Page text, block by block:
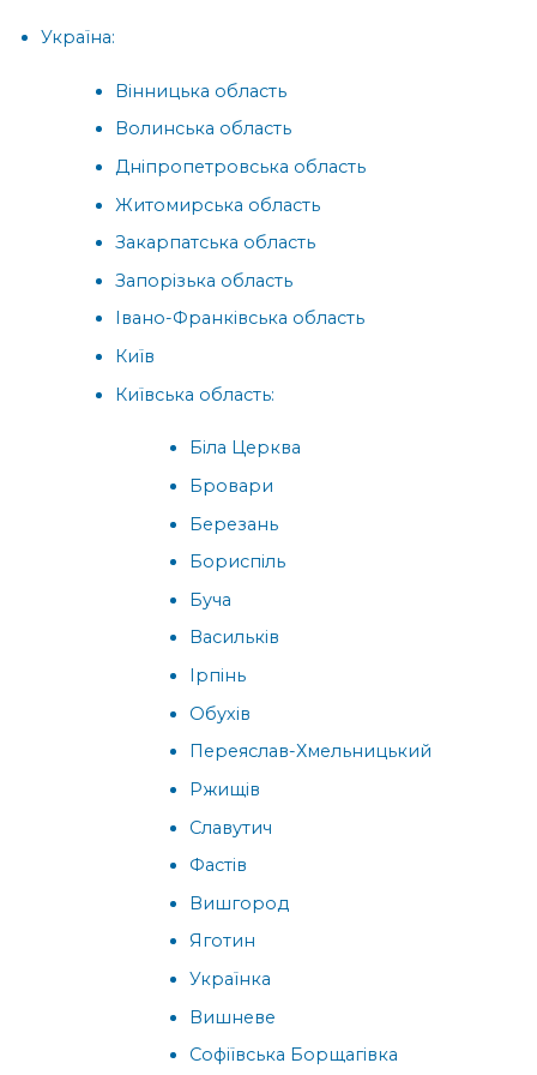
Україна:
Вінницька область
Волинська область
Дніпропетровська область
Житомирська область
Закарпатська область
Запорізька область
Івано-Франківська область
Київ
Київська область:
Біла Церква
Бровари
Березань
Бориспіль
Буча
Васильків
Ірпінь
Обухів
Переяслав-Хмельницький
Ржищів
Славутич
Фастів
Вишгород
Яготин
Українка
Вишневе
Софіївська Борщагівка